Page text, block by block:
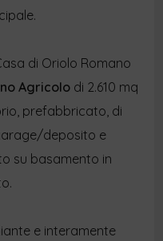
di Oriolo Romano
Agricolodi 2.610 mq
prefabbricato, di
deposito e
su basamento in
e interamente